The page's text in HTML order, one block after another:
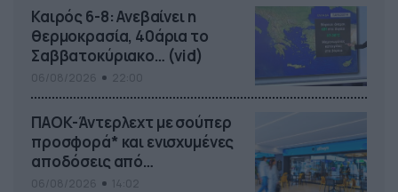
Καιρός 6-8: Ανεβαίνει η
θερμοκρασία, 40άρια το
Σαββατοκύριακο… (vid)
ΠΑΟΚ-Άντερλεχτ με σούπερ
προσφορά* και ενισχυμένες
αποδόσεις από
το Pamestoixima.gr